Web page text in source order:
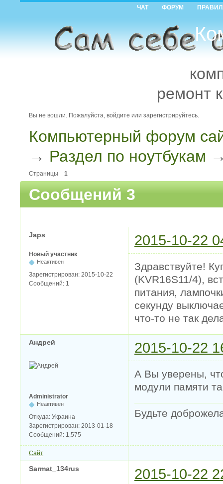
ЧАТ ФОРУМ
ремонт
Вы не вошли. Пожалуйста, войдите или зарегистрируйтесь.
Компьютерный форум
→ Раздел по ноутбукам
Страницы 1
Сообщений 3
Japs 2015-10-22
Новый участник
Неактивен
Зарегистрирован: 2015-10-22
Сообщений: 1
Здравствуйте!
(KVR16S11/4),
питания,
секунду
что-то не так
Андрей 2015-10-22
Administrator
Неактивен
Откуда: Украина
Зарегистрирован: 2013-01-18
Сообщений: 1,575
А Вы уверены,
модули памяти
Будьте
Сайт
Sarmat_134rus 2015-10-22